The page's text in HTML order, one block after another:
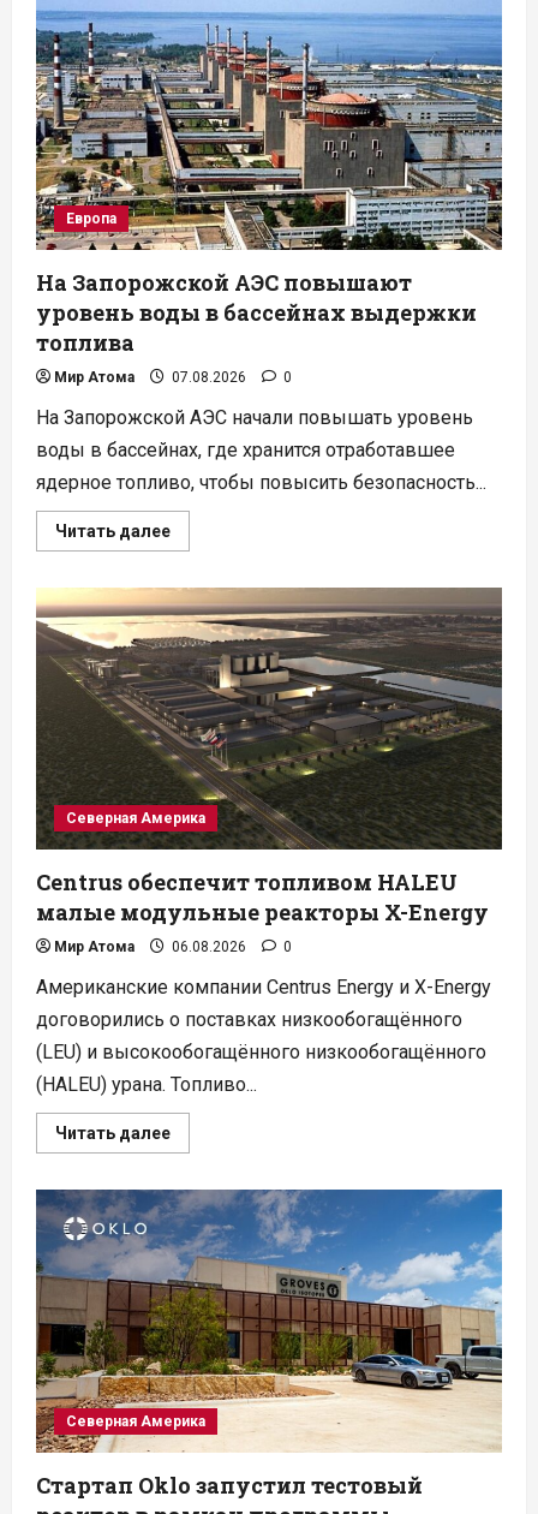
и
Framatome
изучат
переработку
ОЯТ
в
США
Европа
На Запорожской АЭС повышают
уровень воды в бассейнах выдержки
топлива
Мир Атома 07.08.2026 0
На Запорожской АЭС начали повышать уровень
воды в бассейнах, где хранится отработавшее
ядерное топливо, чтобы повысить безопасность...
Читать далееПрочитать
больше
Запорожской
АЭС
повышают
уровень
воды
в
бассейнах
выдержки
топлива
Северная Америка
Centrus обеспечит топливом HALEU
малые модульные реакторы X-Energy
Мир Атома 06.08.2026 0
Американские компании Centrus Energy и X-Energy
договорились о поставках низкообогащённого
(LEU) и высокообогащённого низкообогащённого
(HALEU) урана. Топливо...
Читать далееПрочитать
больше
обеспечит
топливом
HALEU
малые
модульные
реакторы
X-
Energy
Северная Америка
Стартап Oklo запустил тестовый